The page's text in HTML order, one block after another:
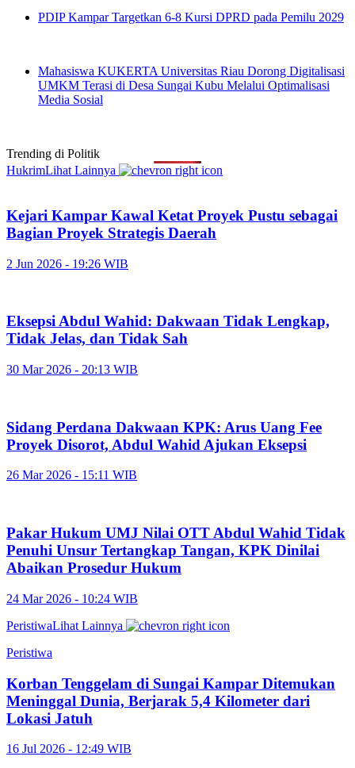
PDIP Kampar Targetkan 6-8 Kursi DPRD pada Pemilu 2029
Mahasiswa KUKERTA Universitas Riau Dorong Digitalisasi
UMKM Terasi di Desa Sungai Kubu Melalui Optimalisasi
Media Sosial
Trending di Politik
HukrimLihat Lainnya
Kejari Kampar Kawal Ketat Proyek Pustu sebagai
Bagian Proyek Strategis Daerah
2 Jun 2026 - 19:26 WIB
Eksepsi Abdul Wahid: Dakwaan Tidak Lengkap,
Tidak Jelas, dan Tidak Sah
30 Mar 2026 - 20:13 WIB
Sidang Perdana Dakwaan KPK: Arus Uang Fee
Proyek Disorot, Abdul Wahid Ajukan Eksepsi
26 Mar 2026 - 15:11 WIB
Pakar Hukum UMJ Nilai OTT Abdul Wahid Tidak
Penuhi Unsur Tertangkap Tangan, KPK Dinilai
Abaikan Prosedur Hukum
24 Mar 2026 - 10:24 WIB
PeristiwaLihat Lainnya
Peristiwa
Korban Tenggelam di Sungai Kampar Ditemukan
Meninggal Dunia, Berjarak 5,4 Kilometer dari
Lokasi Jatuh
16 Jul 2026 - 12:49 WIB